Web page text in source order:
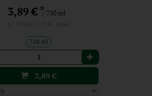
3,89 € */ 750 ml
750 ml
3,89€